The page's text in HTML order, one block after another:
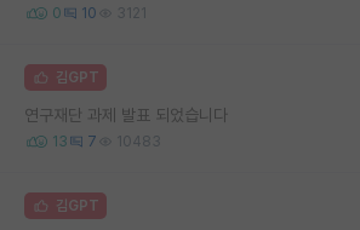
0 10 3121
김GPT
연구재단 과제 발표 되었습니다
13 7 10483
김GPT